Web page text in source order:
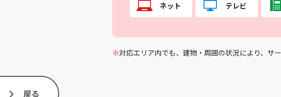
ネット テレビ
※対応エリア内でも、建物・周囲の状況により、サ
戻る